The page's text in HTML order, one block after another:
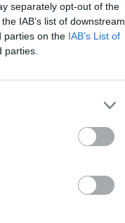
separately opt-out of the
IAB’s list of downstream
parties on the IAB’s List of
parties.